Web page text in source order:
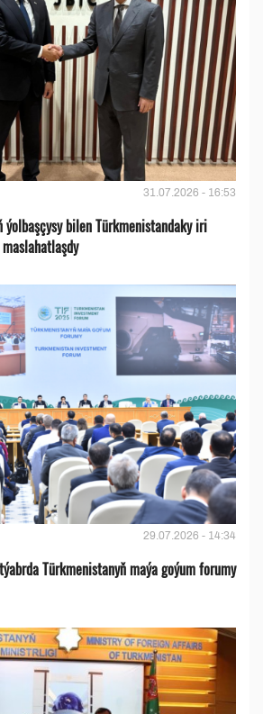
31.07.2026 - 16:53
bilen Türkmenistandaky iri
29.07.2026 - 14:34
Türkmenistanyň maýa goýum forumy